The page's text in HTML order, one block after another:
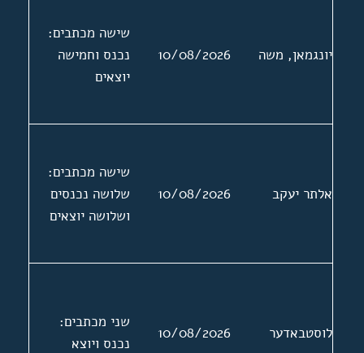
יונגמאן, משה 10/08/2026
שישה מכתבים:
נכנס וחמישה
יוצאים
אלתר יעקב 10/08/2026
שישה מכתבים:
שלושה נכנסים
ושלושה יוצאים
לוסטבאדער 10/08/2026
שני מכתבים:
נכנס ויוצא